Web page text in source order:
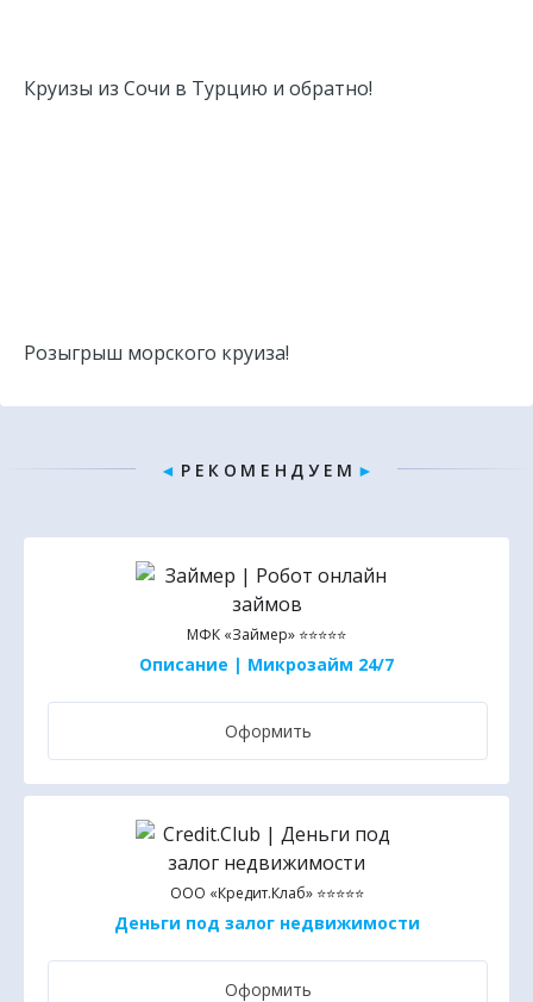
Круизы из Сочи в Турцию и обратно!
Розыгрыш морского круиза!
◄ Р Е К О М Е Н Д У Е М ►
МФК «Займер» ⭐⭐⭐⭐⭐
Описание | Микрозайм 24/7
Оформить
ООО «Кредит.Клаб» ⭐⭐⭐⭐⭐
Деньги под залог недвижимости
Оформить